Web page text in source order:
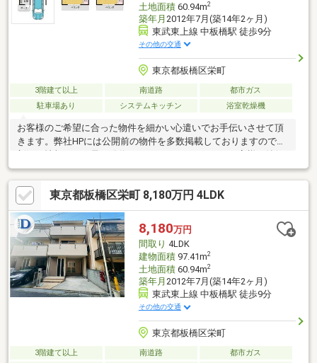
土地面積60.94m2
築年月 2012年7月(築14年2ヶ月)
東武東上線 中板橋駅 徒歩9分
その他の交通
東京都板橋区栄町
3階建て以上 南道路
都市ガス
駐車場あり
システムキッチン 浴室乾燥機
お客様のご希望に合った物件を細かい心遣いでお手伝いさせて頂
きます。弊社HPには公開前の物件を多数掲載しておりますので、
なさるお住まいが見つかるよう、スピード感を持って全力でサポ
ートします。売却査定・買い取りも致します。ご希望の際は、お
気軽にお問い合わせ下さい。お電話頂けると、お話が早く進みま
す。
東京都板橋区栄町 8,180万円 4LDK
8,180万円
間取り 4LDK
建物面積97.41m2
土地面積60.94m2
築年月 2012年7月(築14年2ヶ月)
東武東上線 中板橋駅 徒歩9分
その他の交通
東京都板橋区栄町
3階建て以上 南道路
都市ガス